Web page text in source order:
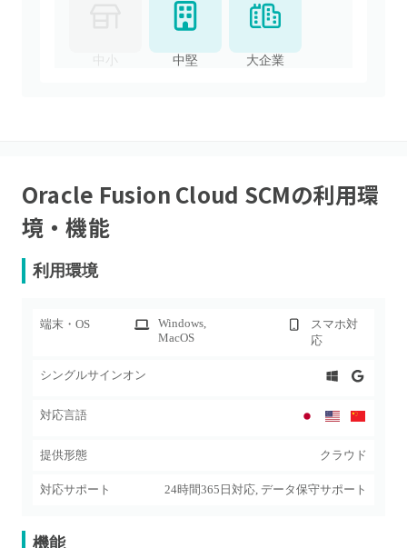
中堅 大企業
Oracle Fusion Cloud SCMの利用環
境・機能
利用環境
端末・OS Windows,
MacOS
スマホ対
応
シングルサインオン
対応言語
提供形態 クラウド
対応サポート 24時間365日対応, データ保守サポート
機能